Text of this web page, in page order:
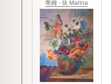
蒂姆 - 块 Marina